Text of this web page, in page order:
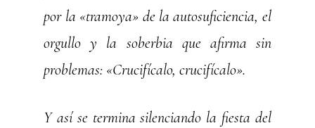
por la «tramoya» de la autosuficiencia, el
orgullo y la soberbia que afirma sin
problemas: «Crucifícalo, crucifícalo».
Y así se termina silenciando la fiesta del